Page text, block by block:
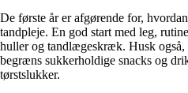
De første år er afgørende for,
tandpleje. En god start med leg,
huller og tandlægeskræk. Husk også,
begræns sukkerholdige snacks og
tørstslukker.